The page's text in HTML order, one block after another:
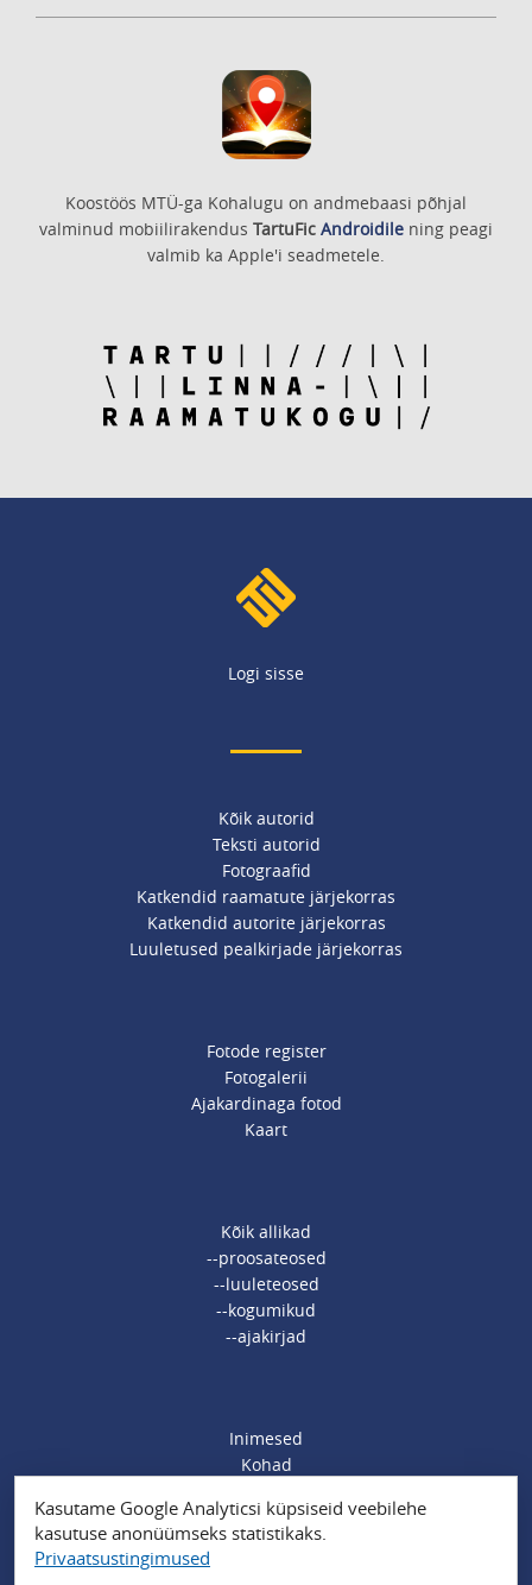
Koostöös MTÜ-ga Kohalugu on andmebaasi põhjal
valminud mobiilirakendus TartuFic Androidile ning peagi
valmib ka Apple'i seadmetele.
Logi sisse
Kõik autorid
Teksti autorid
Fotograafid
Katkendid raamatute järjekorras
Katkendid autorite järjekorras
Luuletused pealkirjade järjekorras
Fotode register
Fotogalerii
Ajakardinaga fotod
Kaart
Kõik allikad
--proosateosed
--luuleteosed
--kogumikud
--ajakirjad
Inimesed
Kohad
Organisatsioonid
Sündmused
Muud märksõnad
Kasutame Google Analyticsi küpsiseid veebilehe
kasutuse anonüümseks statistikaks.
Privaatsustingimused